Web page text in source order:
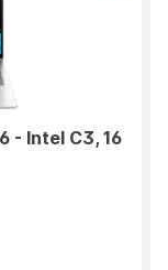
- Intel C3, 16